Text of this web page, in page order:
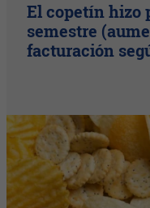
El copetín hizo
semestre
facturación